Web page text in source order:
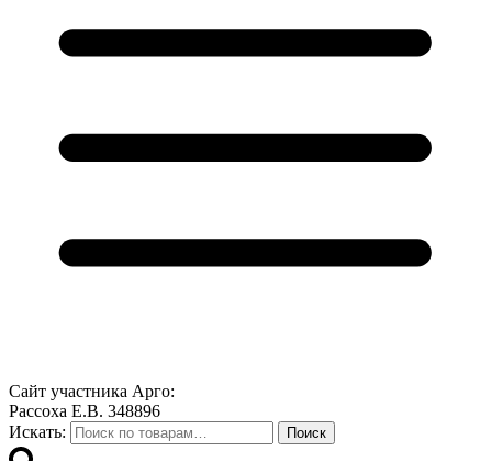
Сайт участника Арго:
Рассоха Е.В. 348896
Искать:
Поиск